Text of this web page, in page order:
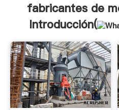
fabricantes de
Introducción(